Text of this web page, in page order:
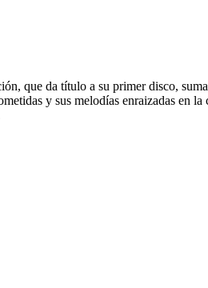
que da título a su primer disco,
y sus melodías enraizadas en